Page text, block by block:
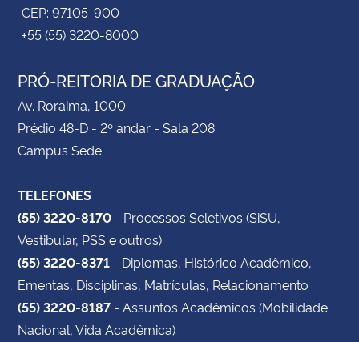
CEP: 97105-900
+55 (55) 3220-8000
PRÓ-REITORIA DE GRADUAÇÃO
Av. Roraima, 1000
Prédio 48-D - 2º andar - Sala 208
Campus Sede
TELEFONES
(55) 3220-8170 - Processos Seletivos (SiSU,
Vestibular, PSS e outros)
(55) 3220-8371 - Diplomas, Histórico Acadêmico,
Ementas, Disciplinas, Matrículas, Relacionamento
(55) 3220-8187 - Assuntos Acadêmicos (Mobilidade
Nacional, Vida Acadêmica)